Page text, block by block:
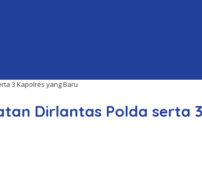
3 Kapolres yang Baru
Dirlantas Polda serta